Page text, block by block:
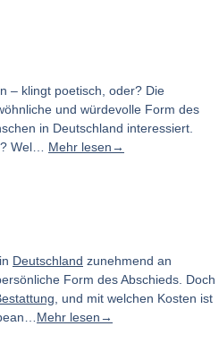
– klingt poetisch, oder? Die
und würdevolle Form des
in Deutschland interessiert.
Wel… Mehr lesen→
Deutschland zunehmend an
Form des Abschieds. Doch
, und mit welchen Kosten ist
Mehr lesen→